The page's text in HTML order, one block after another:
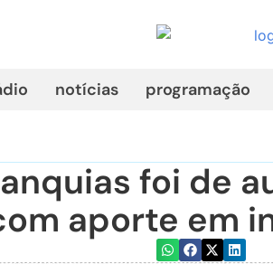
notícias programação
foi de
aporte em